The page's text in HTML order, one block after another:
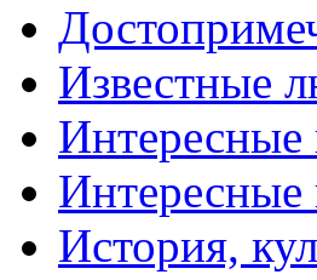
Известные
Интересные
История,